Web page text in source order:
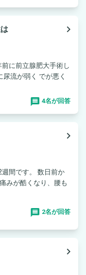
navigate_next
に前立腺肥大手術し
流が弱く でが悪く
4名が回答
navigate_next
間です。 数日前か
みが酷くなり、腰も
2名が回答
navigate_next